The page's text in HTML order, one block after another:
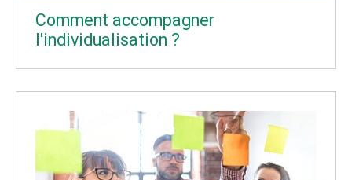
Comment accompagner
l'individualisation ?